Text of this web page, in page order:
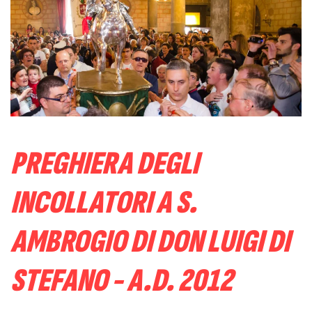
PREGHIERA DEGLI
INCOLLATORI A S.
AMBROGIO DI DON LUIGI DI
STEFANO - A.D. 2012